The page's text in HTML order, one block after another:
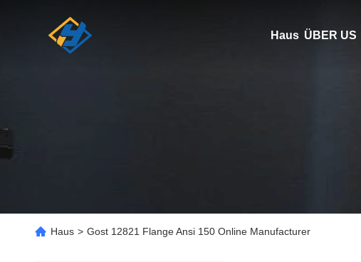
Haus ÜBER US
Haus > Gost 12821 Flange Ansi 150 Online Manufacturer